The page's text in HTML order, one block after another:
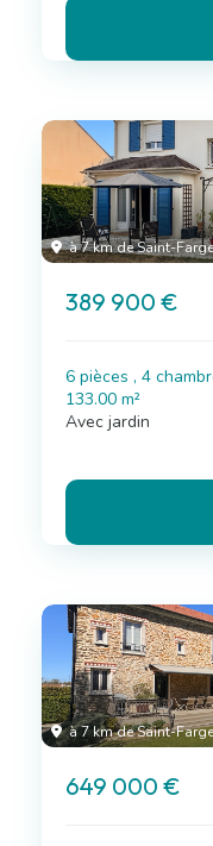
à 7 km de Saint-
389 900 €
6 pièces , 4
133.00 m²
Avec jardin
à 7 km de Saint-
649 000 €